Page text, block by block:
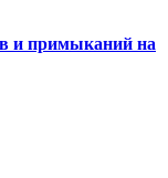
и примыканий на